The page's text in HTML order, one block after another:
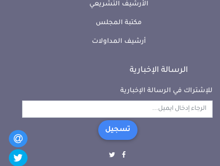
الأرشيف التشريعي
مكتبة المجلس
أرشيف المداولات
الرسالة الإخبارية
للإشتراك في الرسالة الإخبارية
تسجيل